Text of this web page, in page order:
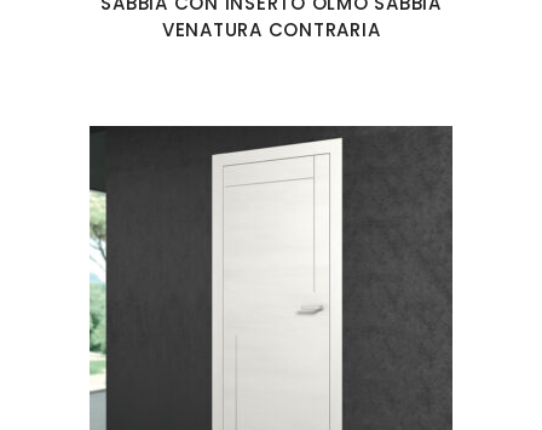
VENATURA CONTRARIA